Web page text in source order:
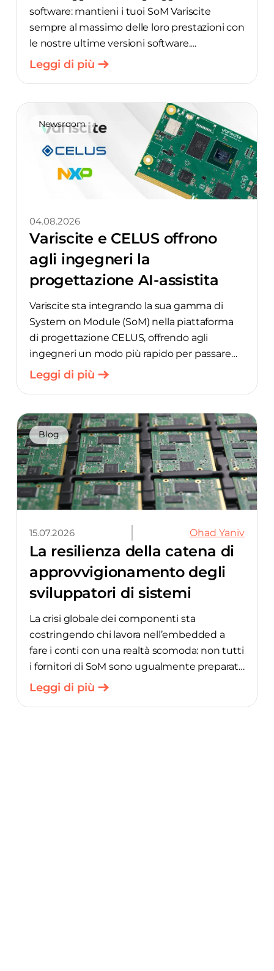
software: mantieni i tuoi SoM Variscite
sempre al massimo delle loro prestazioni con
le nostre ultime versioni software.
Leggi di più
Newsroom
04.08.2026
Variscite e CELUS offrono
agli ingegneri la
progettazione AI-assistita
Variscite sta integrando la sua gamma di
System on Module (SoM) nella piattaforma
di progettazione CELUS, offrendo agli
ingegneri un modo più rapido per passare
dall’idea iniziale al progetto pronto per la
L’integrazione combina l’hardware di
Variscite con l’Assistente AI alla
Progettazione di CELUS, con l’obiettivo di
ridurre i tempi nelle gravose fasi iniziali della
progettazione hardware.
Leggi di più
Blog
15.07.2026 Ohad Yaniv
La resilienza della catena di
approvvigionamento degli
sviluppatori di sistemi
embedded: il punto di vista
del CEO di Variscite
La crisi globale dei componenti sta
costringendo chi lavora nell’embedded a
fare i conti con una realtà scomoda: non tutti
i fornitori di SoM sono ugualmente preparati.
Nell’ultima puntata del podcast “Embedded
Leggi di più